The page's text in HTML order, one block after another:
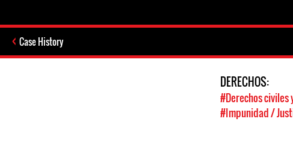
Case History
DERECHOS:
#Derechos
#Impunidad /